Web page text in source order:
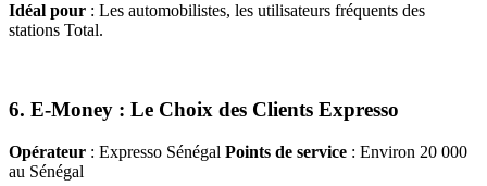
Idéal pour : Les automobilistes, les utilisateurs fréquents des
stations Total.
6. E-Money : Le Choix des Clients Expresso
Opérateur : Expresso Sénégal Points de service : Environ 20 000
au Sénégal